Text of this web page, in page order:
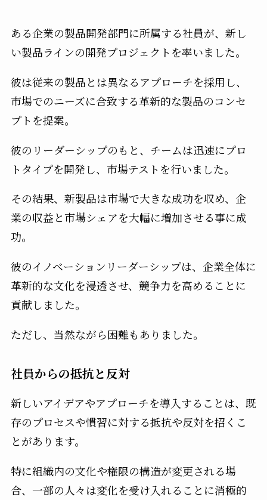
ある企業の製品開発部門に所属する社員が、新し
い製品ラインの開発プロジェクトを率いました。
彼は従来の製品とは異なるアプローチを採用し、
市場でのニーズに合致する革新的な製品のコンセ
プトを提案。
彼のリーダーシップのもと、チームは迅速にプロ
トタイプを開発し、市場テストを行いました。
その結果、新製品は市場で大きな成功を収め、企
業の収益と市場シェアを大幅に増加させる事に成
功。
彼のイノベーションリーダーシップは、企業全体に
革新的な文化を浸透させ、競争力を高めることに
貢献しました。
ただし、当然ながら困難もありました。
社員からの抵抗と反対
新しいアイデアやアプローチを導入することは、既
存のプロセスや慣習に対する抵抗や反対を招くこ
とがあります。
特に組織内の文化や権限の構造が変更される場
合、一部の人々は変化を受け入れることに消極的